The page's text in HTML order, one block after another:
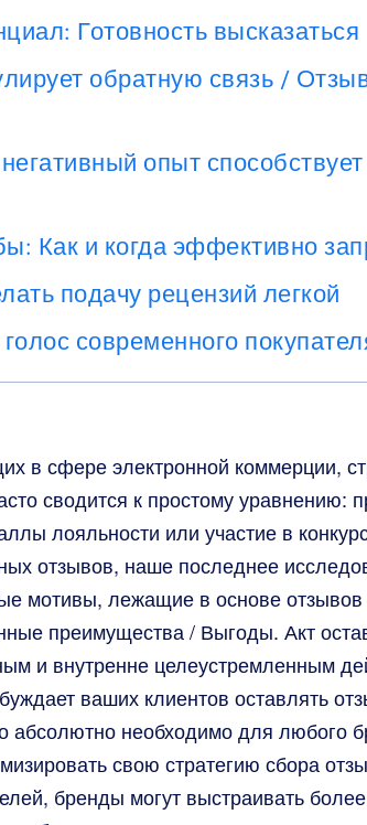
Готовность высказаться
обратную связь /
опыт
Как и когда эффективно
подачу рецензий легкой
современного
в сфере электронной коммерции,
сводится к простому
лояльности или участие в
отзывов, наше последнее
мотивы, лежащие в основе отзывов
преимущества / Выгоды. Акт
и внутренне целеустремленным
ваших клиентов оставлять
абсолютно необходимо для любого
свою стратегию сбора
бренды могут выстраивать